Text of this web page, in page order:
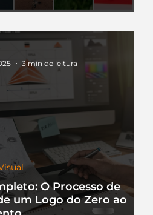
O Processo de
um Logo do Zero ao
3 min de leitura